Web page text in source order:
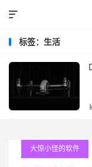

标签：生活
大惊小怪的软件